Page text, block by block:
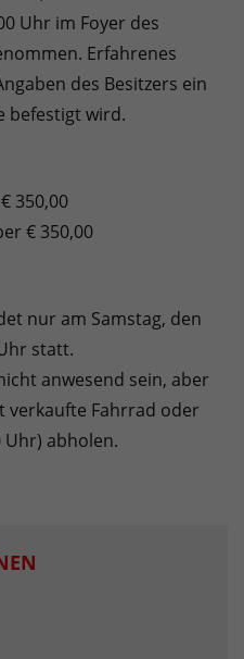
Uhr im Foyer des
Erfahrenes
des Besitzers ein
befestigt wird.
350,00
€ 350,00
nur am Samstag, den
statt.
anwesend sein, aber
verkaufte Fahrrad oder
Uhr) abholen.